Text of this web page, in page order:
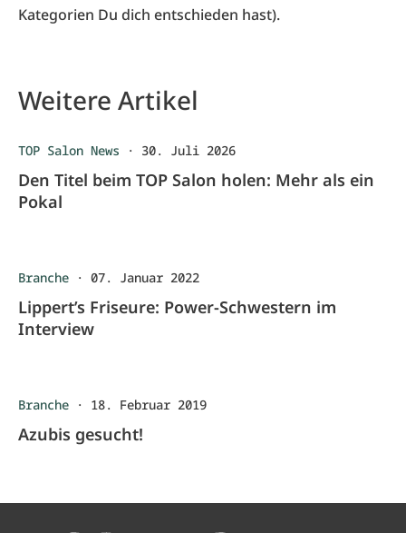
Kategorien Du dich entschieden hast).
Weitere Artikel
TOP Salon News · 30. Juli 2026
Den Titel beim TOP Salon holen: Mehr als ein
Pokal
Branche · 07. Januar 2022
Lippert’s Friseure: Power-Schwestern im
Interview
Branche · 18. Februar 2019
Azubis gesucht!